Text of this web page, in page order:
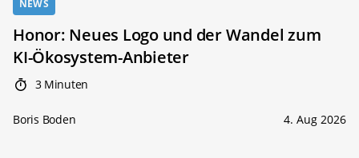
NEWS
Honor: Neues Logo und der Wandel zum
KI-Ökosystem-Anbieter
3 Minuten
Boris Boden 4. Aug 2026